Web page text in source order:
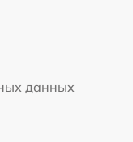
данных